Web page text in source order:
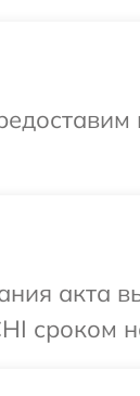
акта
сроком